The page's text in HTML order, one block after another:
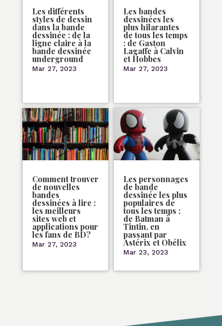
Les différents
styles de dessin
dans la bande
dessinée : de la
ligne claire à la
bande dessinée
underground
Mar 27, 2023
Les bandes
dessinées les
plus hilarantes
de tous les temps
: de Gaston
Lagaffe à Calvin
et Hobbes
Mar 27, 2023
Comment trouver
de nouvelles
bandes
dessinées à lire :
les meilleurs
sites web et
applications pour
les fans de BD?
Mar 27, 2023
Les personnages
de bande
dessinée les plus
populaires de
tous les temps :
de Batman à
Tintin, en
passant par
Astérix et Obélix
Mar 23, 2023